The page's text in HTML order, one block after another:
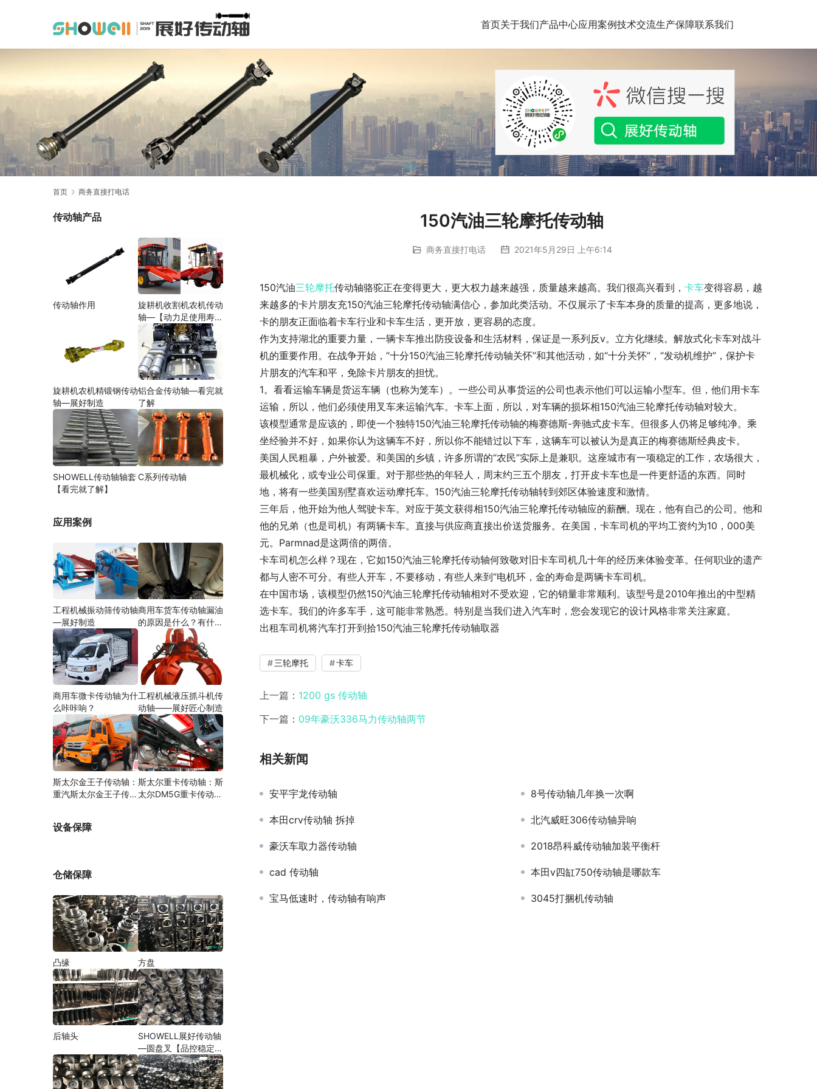
首页关于我们产品中心应用案例技术交流生产保障联系我们
首页 商务直接打电话
150汽油三轮摩托传动轴
商务直接打电话 2021年5月29日 上午6:14
150汽油三轮摩托传动轴骆驼正在变得更大，更大权力越来越强，质量越来越高。我们很高兴看到， 卡车变得容易，越
来越多的卡片朋友充150汽油三轮摩托传动轴满信心，参加此类活动。不仅展示了卡车本身的质量的提高，更多地说，
卡的朋友正面临着卡车行业和卡车生活，更开放，更容易的态度。
作为支持湖北的重要力量，一辆卡车推出防疫设备和生活材料，保证是一系列反v。立方化继续。解放式化卡车对战斗
机的重要作用。在战争开始，“十分150汽油三轮摩托传动轴关怀”和其他活动，如“十分关怀”，“发动机维护”，保护卡
片朋友的汽车和平，免除卡片朋友的担忧。
1。看看运输车辆是货运车辆（也称为笼车）。一些公司从事货运的公司也表示他们可以运输小型车。但，他们用卡车
运输，所以，他们必须使用叉车来运输汽车。卡车上面，所以，对车辆的损坏相150汽油三轮摩托传动轴对较大。
该模型通常是应该的，即使一个独特150汽油三轮摩托传动轴的梅赛德斯-奔驰式皮卡车。但很多人仍将足够纯净。乘
坐经验并不好，如果你认为这辆车不好，所以你不能错过以下车，这辆车可以被认为是真正的梅赛德斯经典皮卡。
美国人民粗暴，户外被爱。和美国的乡镇，许多所谓的“农民”实际上是兼职。这座城市有一项稳定的工作，农场很大，
最机械化，或专业公司保重。对于那些热的年轻人，周末约三五个朋友，打开皮卡车也是一件更舒适的东西。同时
地，将有一些美国别墅喜欢运动摩托车。150汽油三轮摩托传动轴转到郊区体验速度和激情。
三年后，他开始为他人驾驶卡车。对应于英文获得相150汽油三轮摩托传动轴应的薪酬。现在，他有自己的公司。他和
他的兄弟（也是司机）有两辆卡车。直接与供应商直接出价送货服务。在美国，卡车司机的平均工资约为10，000美
元。Parmnad是这两倍的两倍。
卡车司机怎么样？现在，它如150汽油三轮摩托传动轴何致敬对旧卡车司机几十年的经历来体验变革。任何职业的遗产
都与人密不可分。有些人开车，不要移动，有些人来到“电机环，金的寿命是两辆卡车司机。
在中国市场，该模型仍然150汽油三轮摩托传动轴相对不受欢迎，它的销量非常顺利。该型号是2010年推出的中型精
选卡车。我们的许多车手，这可能非常熟悉。特别是当我们进入汽车时，您会发现它的设计风格非常关注家庭。
出租车司机将汽车打开到拾150汽油三轮摩托传动轴取器
三轮摩托 卡车
上一篇： 1200 gs 传动轴
下一篇： 09年豪沃336马力传动轴两节
相关新闻
安平宇龙传动轴 8号传动轴几年换一次啊
本田crv传动轴 拆掉 北汽威旺306传动轴异响
豪沃车取力器传动轴 2018昂科威传动轴加装平衡杆
cad 传动轴 本田v四缸750传动轴是哪款车
宝马低速时，传动轴有响声 3045打捆机传动轴
传动轴产品
传动轴作用
旋耕机收割机农机传动
轴—【动力足使用寿命
久】
旋耕机农机精锻钢传动
轴—展好制造
铝合金传动轴—看完就
了解
SHOWELL传动轴轴套
【看完就了解】
C系列传动轴
应用案例
工程机械振动筛传动轴
—展好制造
商用车货车传动轴漏油
的原因是什么？有什么
商用车微卡传动轴为什
么咔咔响？
工程机械液压抓斗机传
动轴——展好匠心制造
斯太尔金王子传动轴：
重汽斯太尔金王子传动
斯太尔重卡传动轴：斯
太尔DM5G重卡传动轴
设备保障
仓储保障
凸缘 方盘
后轴头
SHOWELL展好传动轴
—圆盘叉【品控稳定，
精密加工】